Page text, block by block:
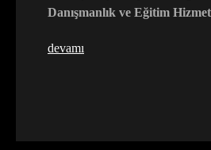
Danışmanlık ve Eğitim
devamı